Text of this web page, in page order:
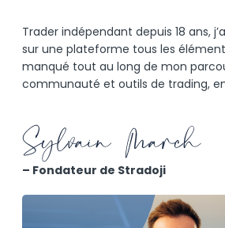
Trader indépendant depuis 18 ans,
sur une plateforme tous les
manqué tout au long de mon
communauté et outils de trading,
– Fondateur de Stradoji